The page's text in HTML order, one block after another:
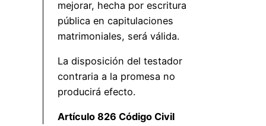
mejorar, hecha por escritura
pública en capitulaciones
matrimoniales, será válida.
La disposición del testador
contraria a la promesa no
producirá efecto.
Artículo 826 Código Civil